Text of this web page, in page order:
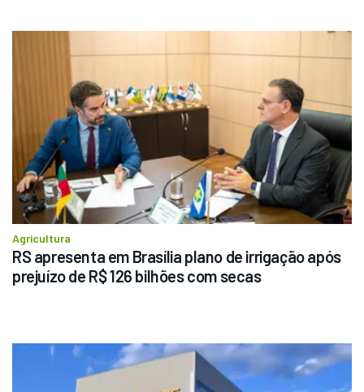
Agricultura
RS apresenta em Brasília plano de irrigação após
prejuízo de R$ 126 bilhões com secas